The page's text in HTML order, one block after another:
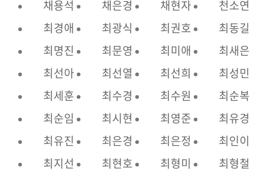
채용석
채은경 채현자
천소연
최경애
최광식 최권호
최동길
최명진
최문영 최미애
최새은
최선아
최선열 최선희
최성민
최세훈
최수경 최수원
최순복
최순임
최시현 최영준
최유경
최유진
최은경 최은정
최인이
최지선
최현호 최형미
최형철